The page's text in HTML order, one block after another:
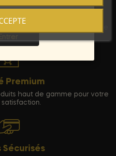
dans un emballage neutre
Premium
haut de gamme pour votre
Sécurisés